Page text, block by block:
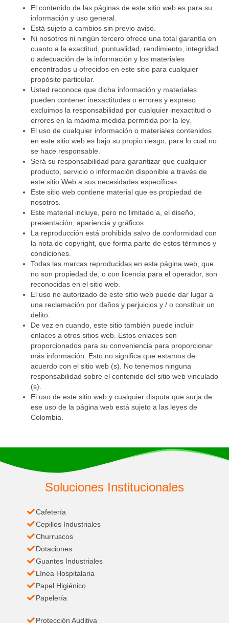
.
c
o
El contenido de las páginas de este sitio web es para su
información y uso general.
Está sujeto a cambios sin previo aviso.
Ni nosotros ni ningún tercero ofrece una total garantía en
cuanto a la exactitud, puntualidad, rendimiento, integridad
o adecuación de la información y los materiales
encontrados u ofrecidos en este sitio para cualquier
propósito particular.
Usted reconoce que dicha información y materiales
pueden contener inexactitudes o errores y expreso
excluimos la responsabilidad por cualquier inexactitud o
errores en la máxima medida permitida por la ley.
El uso de cualquier información o materiales contenidos
en este sitio web es bajo su propio riesgo, para lo cual no
se hace responsable.
Será su responsabilidad para garantizar que cualquier
producto, servicio o información disponible a través de
este sitio Web a sus necesidades específicas.
Este sitio web contiene material que es propiedad de
nosotros.
Este material incluye, pero no limitado a, el diseño,
presentación, apariencia y gráficos.
La reproducción está prohibida salvo de conformidad con
la nota de copyright, que forma parte de estos términos y
condiciones.
Todas las marcas reproducidas en esta página web, que
no son propiedad de, o con licencia para el operador, son
reconocidas en el sitio web.
El uso no autorizado de este sitio web puede dar lugar a
una reclamación por daños y perjuicios y / o constituir un
delito.
De vez en cuando, este sitio también puede incluir
enlaces a otros sitios web. Estos enlaces son
proporcionados para su conveniencia para proporcionar
más información. Esto no significa que estamos de
acuerdo con el sitio web (s). No tenemos ninguna
responsabilidad sobre el contenido del sitio web vinculado
(s).
El uso de este sitio web y cualquier disputa que surja de
ese uso de la página web está sujeto a las leyes de
Colombia.
Soluciones Institucionales
Cafetería
Cepillos Industriales
Churruscos
Dotaciones
Guantes Industriales
Línea Hospitalaria
Papel Higiénico
Papelería
Protección Auditiva